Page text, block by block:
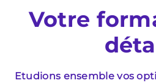
Votre
Etudions ensemble vos